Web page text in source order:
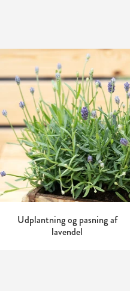
Udplantning og pasning af
lavendel